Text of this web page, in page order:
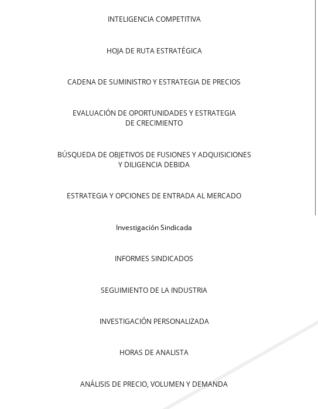
INTELIGENCIA COMPETITIVA
HOJA DE RUTA ESTRATÉGICA
CADENA DE SUMINISTRO Y ESTRATEGIA DE PRECIOS
EVALUACIÓN DE OPORTUNIDADES Y ESTRATEGIA
DE CRECIMIENTO
BÚSQUEDA DE OBJETIVOS DE FUSIONES Y ADQUISICIONES
Y DILIGENCIA DEBIDA
ESTRATEGIA Y OPCIONES DE ENTRADA AL MERCADO
Investigación Sindicada
INFORMES SINDICADOS
SEGUIMIENTO DE LA INDUSTRIA
INVESTIGACIÓN PERSONALIZADA
HORAS DE ANALISTA
ANÁLISIS DE PRECIO, VOLUMEN Y DEMANDA